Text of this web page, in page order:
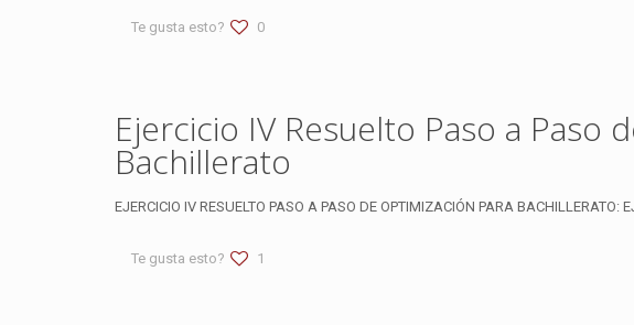
Te gusta esto? 0
Ejercicio IV Resuelto Paso a
Bachillerato
EJERCICIO IV RESUELTO PASO A PASO DE OPTIMIZACIÓN PARA
Te gusta esto? 1